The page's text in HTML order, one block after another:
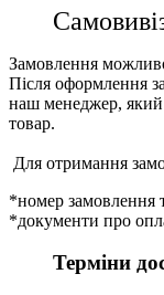
Замовлення
Після оформлення
наш менеджер, який
товар.
Для отримання
*номер замовлення
*документи про
Терміни